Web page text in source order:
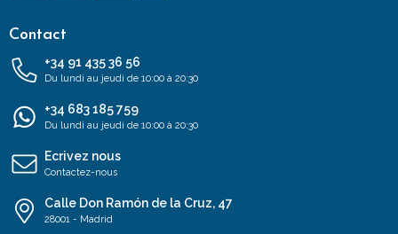
Contact
+34 91 435 36 56
Du lundi au jeudi de 10:00 à 20:30
+34 683 185 759
Du lundi au jeudi de 10:00 à 20:30
Ecrivez nous
Contactez-nous
Calle Don Ramón de la Cruz, 47
28001 - Madrid